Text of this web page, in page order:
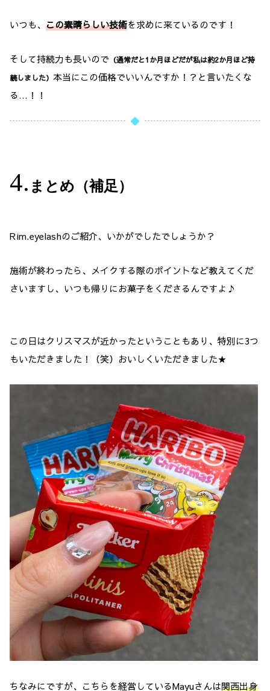
いつも、 この素晴らしい技術を求めに来ているのです！
そして持続力も長いので （通常だと1か月ほどだが私は約2か月ほど持
続しました） 本当にこの価格でいいんですか！？と言いたくな
る…！！
まとめ（補足）
Rim.eyelashのご紹介、いかがでしたでしょうか？
施術が終わったら、メイクする際のポイントなど教えてくだ
さいますし、いつも帰りにお菓子をくださるんですよ♪
この日はクリスマスが近かったということもあり、特別に3つ
もいただきました！（笑）おいしくいただきました★
ちなみにですが、こちらを経営しているMayuさんは関西出身